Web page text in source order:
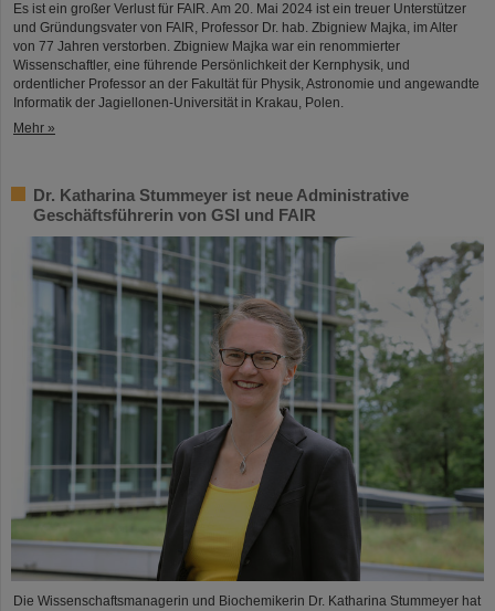
Es ist ein großer Verlust für FAIR. Am 20. Mai 2024 ist ein treuer Unterstützer
und Gründungsvater von FAIR, Professor Dr. hab. Zbigniew Majka, im Alter
von 77 Jahren verstorben. Zbigniew Majka war ein renommierter
Wissenschaftler, eine führende Persönlichkeit der Kernphysik, und
ordentlicher Professor an der Fakultät für Physik, Astronomie und angewandte
Informatik der Jagiellonen-Universität in Krakau, Polen.
Mehr »
Dr. Katharina Stummeyer ist neue Administrative
Geschäftsführerin von GSI und FAIR
Die Wissenschaftsmanagerin und Biochemikerin Dr. Katharina Stummeyer hat